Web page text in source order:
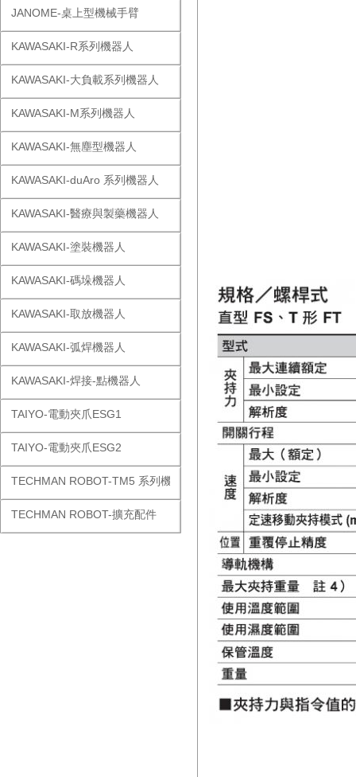
JANOME-桌上型機械手臂
KAWASAKI-R系列機器人
KAWASAKI-大負載系列機器人
KAWASAKI-M系列機器人
KAWASAKI-無塵型機器人
KAWASAKI-duAro 系列機器人
KAWASAKI-醫療與製藥機器人
KAWASAKI-塗裝機器人
KAWASAKI-碼垛機器人
KAWASAKI-取放機器人
KAWASAKI-弧焊機器人
KAWASAKI-焊接-點機器人
TAIYO-電動夾爪ESG1
TAIYO-電動夾爪ESG2
TECHMAN ROBOT-TM5 系列機器人
TECHMAN ROBOT-擴充配件